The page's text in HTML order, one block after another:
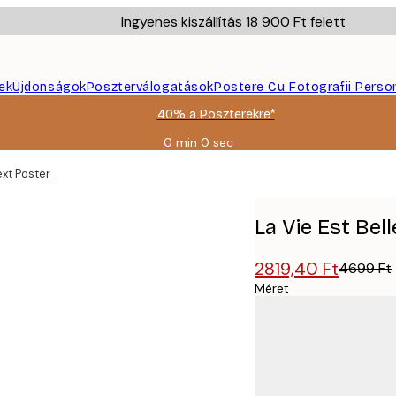
Ingyenes kiszállítás 18 900 Ft felett
ÚjdonságokPoszterválogatásokPostere Cu Fotografii
40% a Poszterekre*
0 min 0 sec
Érvényes:
Poster
La Vie Est
2819,40 Ft4699 Ft
Méret